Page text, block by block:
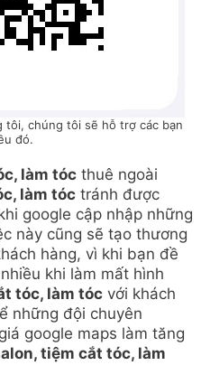
tôi, chúng tôi sẽ hỗ trợ các bạn
đó.
làm tóc thuê ngoài
làm tóc tránh được
google cập nhập những
này cũng sẽ tạo thương
hàng, vì khi bạn đề
khi làm mất hình
tóc, làm tóc với khách
những đội chuyên
google maps làm tăng
tiệm cắt tóc, làm